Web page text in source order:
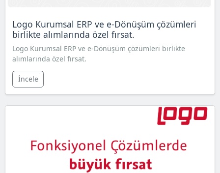
Logo Kurumsal ERP ve e-Dönüşüm çözümleri
birlikte alımlarında özel fırsat.
Logo Kurumsal ERP ve e-Dönüşüm çözümleri birlikte
alımlarında özel fırsat.
İncele